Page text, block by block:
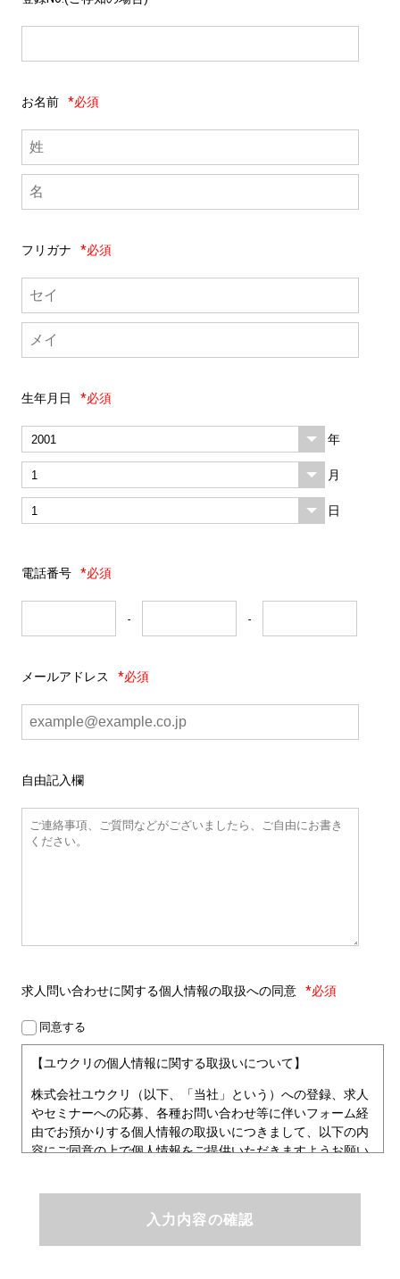
お名前 *必須
フリガナ *必須
生年月日 *必須
年
月
日
電話番号 *必須
- -
メールアドレス *必須
自由記入欄
求人問い合わせに関する個人情報の取扱への同意 *必須
同意する
【ユウクリの個人情報に関する取扱いについて】
株式会社ユウクリ（以下、「当社」という）への登録、求人
やセミナーへの応募、各種お問い合わせ等に伴いフォーム経
由でお預かりする個人情報の取扱いにつきまして、以下の内
容にご同意の上で個人情報をご提供いただきますようお願い
ユウクリにおける個人情報保護方針